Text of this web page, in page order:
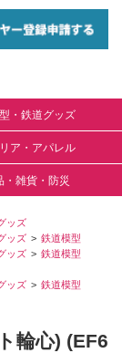
・鉄道グッズ
ア・アパレル
・雑貨・防災
ッズ
ッズ
鉄道模型
ッズ
鉄道模型
ッズ
鉄道模型
輪心) (EF6